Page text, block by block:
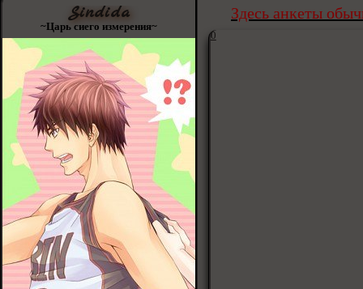
Sindida
~Царь сиего измерения~
Здесь анкеты
0